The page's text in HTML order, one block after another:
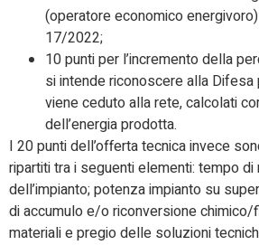
(operatore economico
17/2022;
10 punti per l’incremento della
si intende riconoscere alla Difesa
viene ceduto alla rete, calcolati
dell’energia prodotta.
I 20 punti dell’offerta tecnica invece
ripartiti tra i seguenti elementi: tempo
dell’impianto; potenza impianto su
di accumulo e/o riconversione chimico/
materiali e pregio delle soluzioni